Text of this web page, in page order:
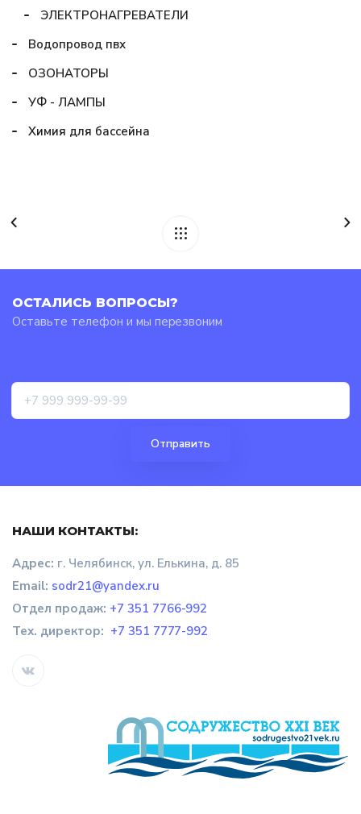
ЭЛЕКТРОНАГРЕВАТЕЛИ
Водопровод пвх
ОЗОНАТОРЫ
УФ - ЛАМПЫ
Химия для бассейна
ОСТАЛИСЬ ВОПРОСЫ?
Оставьте телефон и мы перезвоним
НАШИ КОНТАКТЫ:
Адрес: г. Челябинск, ул. Елькина, д. 85
Email: sodr21@yandex.ru
Отдел продаж: +7 351 7766-992
Тех. директор: +7 351 7777-992